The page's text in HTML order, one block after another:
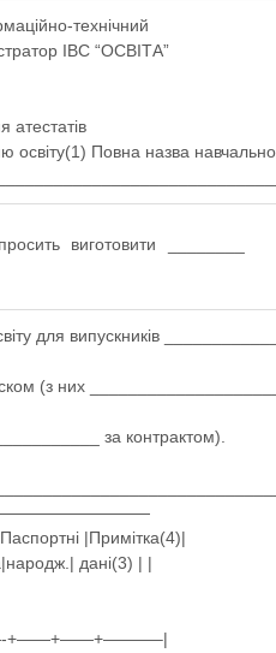
технічний
ІВС “ОСВІТА”
атестатів
освіту(1) Повна назва
виготовити ________
для випускників
(з них
за контрактом).
|Примітка(4)|
дані(3) | |